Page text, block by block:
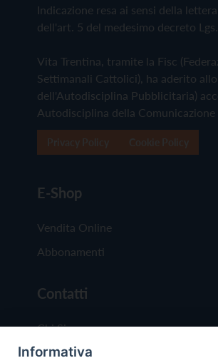
Indicazione resa ai sensi della
dell'art. 5 del medesimo decreto Lgs.
Vita Trentina, tramite la Fisc
Settimanali Cattolici), ha aderito
dell'Autodisciplina Pubblicitaria)
Autodisciplina della
E-Shop
Vendita Online
Abbonamenti
Contatti
Chi Siamo
Redazione
Informativa